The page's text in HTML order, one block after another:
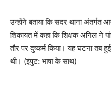
उन्होंने बताया कि सदर थाना अंतर्गत
शिकायत में कहा कि शिक्षक अनिल ने
तौर पर दुष्कर्म किया। यह घटना
थी। (इंपुट: भाषा के साथ)